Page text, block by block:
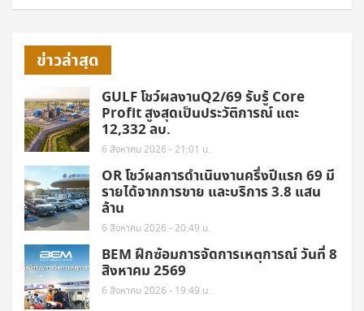
ข่าวล่าสุด
GULF โชว์ผลงานQ2/69 รับรู้ Core
Profit สูงสุดเป็นประวัติการณ์ แตะ
12,332 ลบ.
6 สิงหาคม 2026 - 21:01 น.
OR โชว์ผลการดำเนินงานครึ่งปีแรก 69 มี
รายได้จากการขาย และบริการ 3.8 แสน
ล้าน
6 สิงหาคม 2026 - 20:49 น.
BEM ฝึกซ้อมการจัดการเหตุการณ์ วันที่ 8
สิงหาคม 2569
6 สิงหาคม 2026 - 19:49 น.